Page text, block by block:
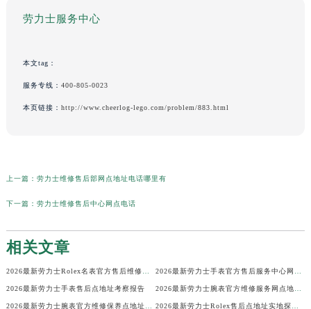
劳力士服务中心
本文tag：
服务专线： 400-805-0023
本页链接： http://www.cheerlog-lego.com/problem/883.html
上一篇： 劳力士维修售后部网点地址电话哪里有
下一篇： 劳力士维修售后中心网点电话
相关文章
2026最新劳力士手表售后点地址考察报告